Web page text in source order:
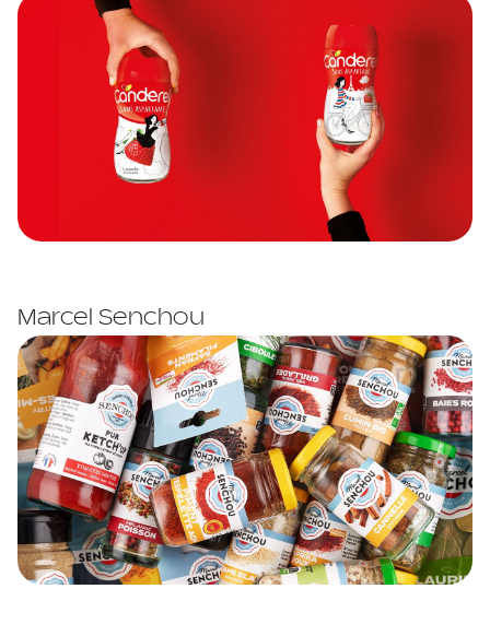
Marcel Senchou